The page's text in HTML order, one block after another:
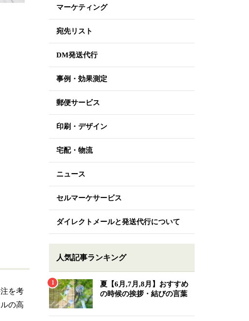
を考
の高
マーケティング
宛先リスト
DM発送代行
事例・効果測定
郵便サービス
印刷・デザイン
宅配・物流
ニュース
セルマーケサービス
ダイレクトメールと発送代行について
人気記事ランキング
夏【6月,7月,8月】おすすめ
の時候の挨拶・結びの言葉